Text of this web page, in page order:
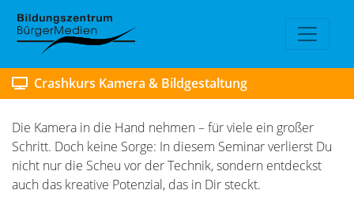
Crashkurs Kamera & Bildgestaltung
Die Kamera in die Hand nehmen – für viele ein großer
Schritt. Doch keine Sorge: In diesem Seminar verlierst Du
nicht nur die Scheu vor der Technik, sondern entdeckst
auch das kreative Potenzial, das in Dir steckt.